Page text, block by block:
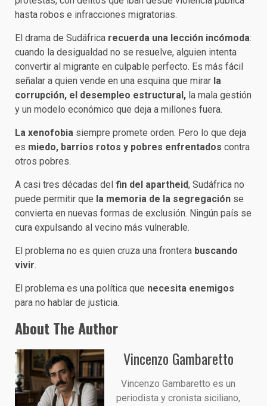
hasta robos e infracciones migratorias.
El drama de Sudáfrica recuerda una lección incómoda:
cuando la desigualdad no se resuelve, alguien intenta
convertir al migrante en culpable perfecto. Es más fácil
señalar a quien vende en una esquina que mirar la
corrupción, el desempleo estructural, la mala gestión
y un modelo económico que deja a millones fuera.
La xenofobia siempre promete orden. Pero lo que deja
es miedo, barrios rotos y pobres enfrentados contra
otros pobres.
A casi tres décadas del fin del apartheid, Sudáfrica no
puede permitir que la memoria de la segregación se
convierta en nuevas formas de exclusión. Ningún país se
cura expulsando al vecino más vulnerable.
El problema no es quien cruza una frontera buscando
vivir.
El problema es una política que necesita enemigos
para no hablar de justicia.
About The Author
Vincenzo Gambaretto
Vincenzo Gambaretto es un
periodista y cronista siciliano,